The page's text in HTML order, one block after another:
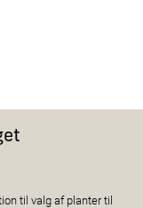
til valg af planter til